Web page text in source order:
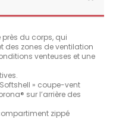
près du corps, qui
des zones de ventilation
venteuses et une
» coupe-vent
sur l’arrière des
zippé